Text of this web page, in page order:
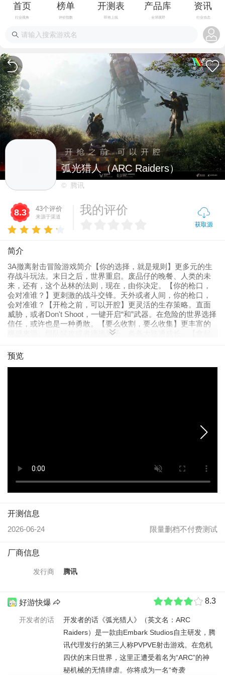
首页
行业视角
榜单
评价指数
开测表
即将上线
产品库
全球视野
资讯
行业动态
弧光猎人（ARC Raiders）
© 腾讯
8.3 43个评价
来源于渠道
我的评价
获取源
简介
3A撤离射击冒险游戏简介【你的选择，就是规则】更多元的生
存战斗玩法。末日之后，世界重启。废品仔的晚餐、人类的未
来，还有，这个丛林的法则，现在，由你决定。【你的枪口，
会对准谁？】更刺激的战斗交锋。天外或者人间，你的枪口，
会对准谁？【开枪之前，可以开腔】更灵活的生存策略。直面
威胁，或者Don't Shoot，一键开启“和”武器。在危险的世界选择
信任，或许也是一种勇敢。【要么收割，要么收集】更丰富的
爽感来源。组队猛攻或者摘摘果子，条条大路通成长。【拿起
废墟上跳舞，生存严苛，总得有人负责乐观。【赶路，或者感
受这一路】更沉浸的末世心流体验。光柱穿透硝烟、机械嗡
预览
开测信息
2026-06-24
限量删档不付费测试
厂商信息
发行商 腾讯
好游快爆 8.3
开发者的话
开发者的话《弧光猎人》（英文名：ARC
Raiders）是一款由Embark Studios自主研发，腾
讯代理发行的第三人称PVPVE射击游戏。在危机
四伏的末日世界，这里正遭受着名为“ARC”的神
秘机械的无情肆虐。你将成为一名“奇袭